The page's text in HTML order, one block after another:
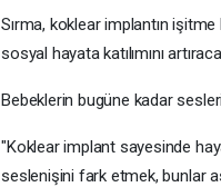
Sırma, koklear implantın işitme
sosyal hayata katılımını
Bebeklerin bugüne kadar
"Koklear implant sayesinde
seslenişini fark etmek, bunlar